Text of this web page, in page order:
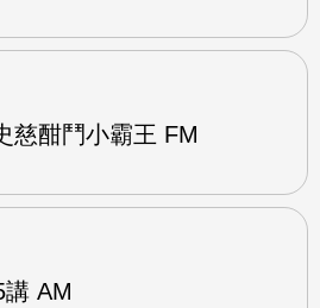
慈酣鬥小霸王 FM
AM